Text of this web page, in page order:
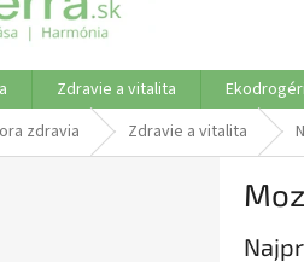
Zdravie a vitalita
zdravia Zdravie a vitalita